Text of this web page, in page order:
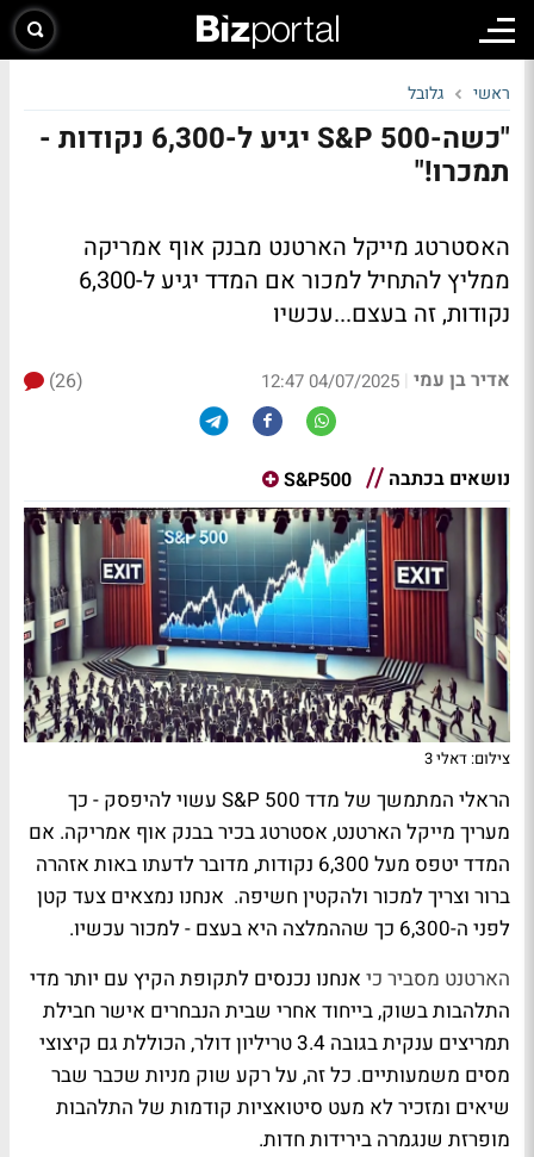
ראשי גלובל
"כשה-S&P 500 יגיע ל-6,300 נקודות -
תמכרו!"
האסטרטג מייקל הארטנט מבנק אוף אמריקה
ממליץ להתחיל למכור אם המדד יגיע ל-6,300
נקודות, זה בעצם...עכשיו
אדיר בן עמי |
04/07/2025 12:47
(26)
נושאים בכתבה S&P500
צילום: דאלי 3
הראלי המתמשך של מדד S&P 500 עשוי להיפסק - כך
מעריך מייקל הארטנט, אסטרטג בכיר בבנק אוף אמריקה. אם
המדד יטפס מעל 6,300 נקודות, מדובר לדעתו באות אזהרה
ברור וצריך למכור ולהקטין חשיפה. אנחנו נמצאים צעד קטן
לפני ה-6,300 כך שההמלצה היא בעצם - למכור עכשיו.
הארטנט מסביר כי אנחנו נכנסים לתקופת הקיץ עם יותר מדי
התלהבות בשוק, בייחוד אחרי שבית הנבחרים אישר חבילת
תמריצים ענקית בגובה 3.4 טריליון דולר, הכוללת גם קיצוצי
מסים משמעותיים. כל זה, על רקע שוק מניות שכבר שבר
שיאים ומזכיר לא מעט סיטואציות קודמות של התלהבות
מופרזת שנגמרה בירידות חדות.